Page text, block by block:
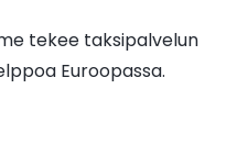
tekee taksipalvelun
Euroopassa.